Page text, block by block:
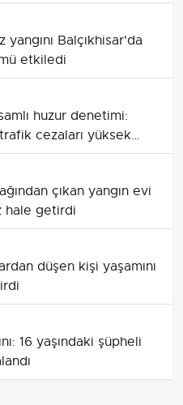
yangını Balçıkhisar'da
etkiledi
huzur denetimi:
cezaları yüksek
çıkan yangın evi
hale getirdi
düşen kişi yaşamını
16 yaşındaki şüpheli